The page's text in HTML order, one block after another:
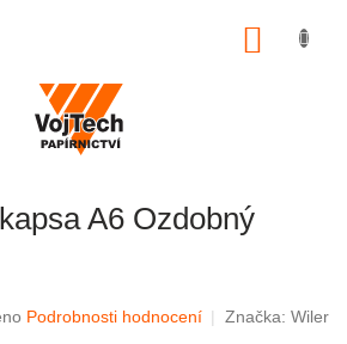
A6 Ozdobný
produktu je 0,0 z 5 hvězdiček.
Podrobnosti hodnocení Značka: Wiler